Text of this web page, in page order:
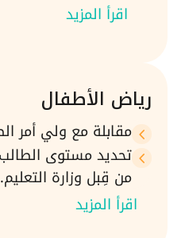
اقرأ المزيد
رياض الأطفال
4مقابلة مع ولي أمر
4تحديد مستوى
من قِبل وزارة التعليم.
اقرأ المزيد